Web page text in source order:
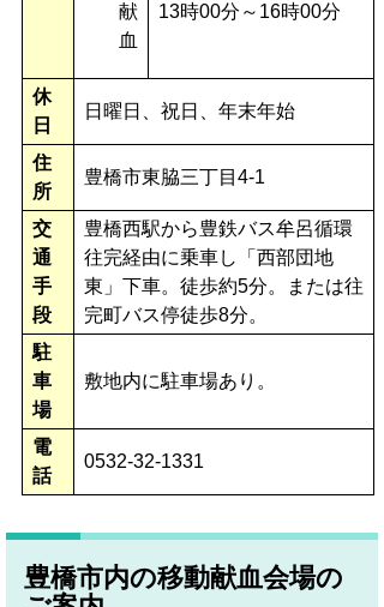
献
血
13時00分～16時00分
休
日
日曜日、祝日、年末年始
住
所
豊橋市東脇三丁目4-1
交
通
手
段
豊橋西駅から豊鉄バス牟呂循環
往完経由に乗車し「西部団地
東」下車。徒歩約5分。または往
完町バス停徒歩8分。
駐
車
場
敷地内に駐車場あり。
電
話
0532-32-1331
豊橋市内の移動献血会場の